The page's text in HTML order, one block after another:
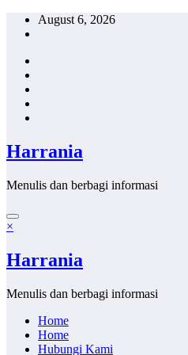
Skip
August 6, 2026
Harrania
Menulis dan berbagi informasi
×
Harrania
Menulis dan berbagi informasi
Home
Home
Hubungi Kami